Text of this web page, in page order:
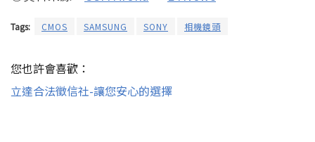
Tags: CMOS SAMSUNG SONY 相機鏡頭
您也許會喜歡：
立達合法徵信社-讓您安心的選擇